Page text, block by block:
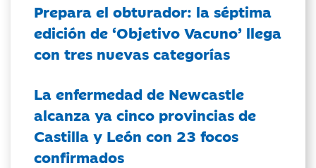
Prepara el obturador: la séptima
edición de ‘Objetivo Vacuno’ llega
con tres nuevas categorías
La enfermedad de Newcastle
alcanza ya cinco provincias de
Castilla y León con 23 focos
confirmados